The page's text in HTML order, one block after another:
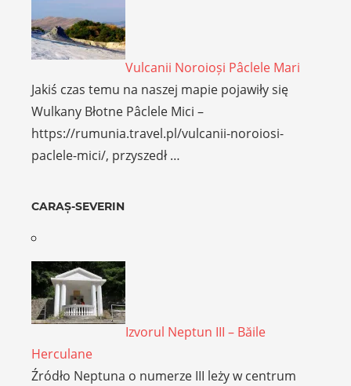
Vulcanii Noroioși Pâclele Mari
Jakiś czas temu na naszej mapie pojawiły się
Wulkany Błotne Pâclele Mici –
https://rumunia.travel.pl/vulcanii-noroiosi-
paclele-mici/, przyszedł …
CARAȘ-SEVERIN
Izvorul Neptun III – Băile
Herculane
Źródło Neptuna o numerze III leży w centrum